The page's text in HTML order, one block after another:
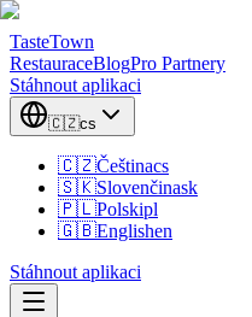
TasteTown
RestauraceBlogPro Partnery
Stáhnout aplikaci
🇨🇿cs
🇨🇿Češtinacs
🇸🇰Slovenčinask
🇵🇱Polskipl
🇬🇧Englishen
Stáhnout aplikaci